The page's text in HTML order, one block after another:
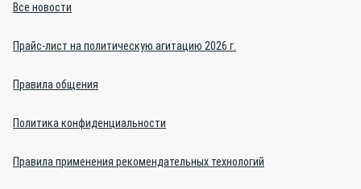
Все новости
Прайс-лист на политическую агитацию 2026 г.
Правила общения
Политика конфиденциальности
Правила применения рекомендательных технологий